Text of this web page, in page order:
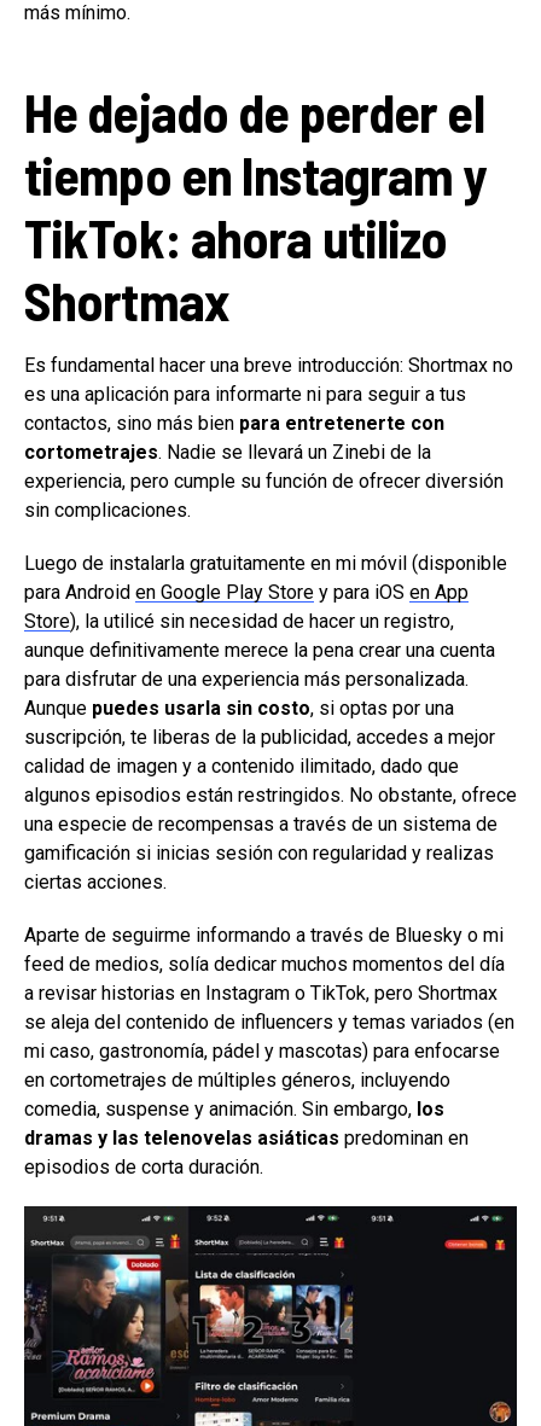
más mínimo.
He dejado de perder el
tiempo en Instagram y
TikTok: ahora utilizo
Shortmax
Es fundamental hacer una breve introducción: Shortmax no
es una aplicación para informarte ni para seguir a tus
contactos, sino más bien para entretenerte con
cortometrajes. Nadie se llevará un Zinebi de la
experiencia, pero cumple su función de ofrecer diversión
sin complicaciones.
Luego de instalarla gratuitamente en mi móvil (disponible
para Android en Google Play Store y para iOS en App
Store), la utilicé sin necesidad de hacer un registro,
aunque definitivamente merece la pena crear una cuenta
para disfrutar de una experiencia más personalizada.
Aunque puedes usarla sin costo, si optas por una
suscripción, te liberas de la publicidad, accedes a mejor
calidad de imagen y a contenido ilimitado, dado que
algunos episodios están restringidos. No obstante, ofrece
una especie de recompensas a través de un sistema de
gamificación si inicias sesión con regularidad y realizas
ciertas acciones.
Aparte de seguirme informando a través de Bluesky o mi
feed de medios, solía dedicar muchos momentos del día
a revisar historias en Instagram o TikTok, pero Shortmax
se aleja del contenido de influencers y temas variados (en
mi caso, gastronomía, pádel y mascotas) para enfocarse
en cortometrajes de múltiples géneros, incluyendo
comedia, suspense y animación. Sin embargo, los
dramas y las telenovelas asiáticas predominan en
episodios de corta duración.